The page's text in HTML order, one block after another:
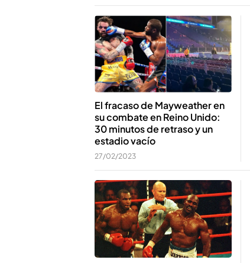
El fracaso de Mayweather en
su combate en Reino Unido:
30 minutos de retraso y un
estadio vacío
27/02/2023